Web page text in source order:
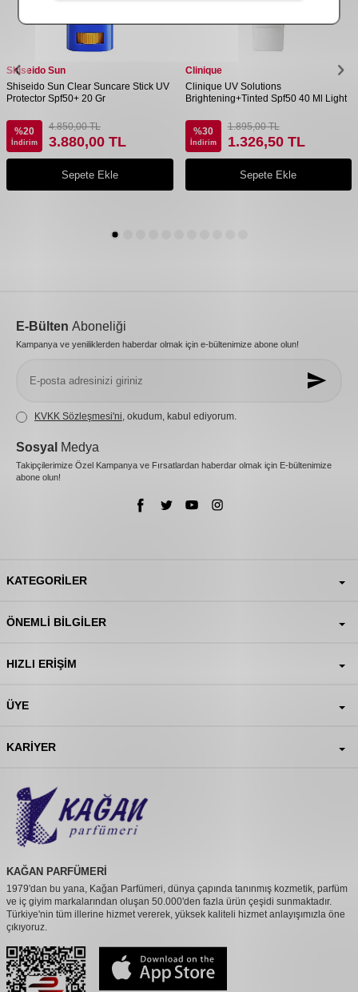
Shiseido Sun
Shiseido Sun Clear Suncare Stick UV
Protector Spf50+ 20 Gr
%20
İndirim
4.850,00TL
3.880,00 TL
Sepete Ekle
Clinique
Clinique UV Solutions
Brightening+Tinted Spf50 40 Ml Light
%30
İndirim
1.895,00TL
1.326,50TL
Sepete Ekle
E-Bülten Aboneliği
Kampanya ve yeniliklerden haberdar olmak için e-bültenimize abone olun!
KVKK Sözleşmesi'ni, okudum, kabul ediyorum.
Sosyal Medya
Takipçilerimize Özel Kampanya ve Fırsatlardan haberdar olmak için E-bültenimize
abone olun!
KATEGORILER
ÖNEMLI BILGILER
HIZLI ERIŞIM
ÜYE
KARIYER
KAĞAN PARFÜMERİ
1979'dan bu yana, Kağan Parfümeri, dünya çapında tanınmış kozmetik, parfüm
ve iç giyim markalarından oluşan 50.000'den fazla ürün çeşidi sunmaktadır.
Türkiye'nin tüm illerine hizmet vererek, yüksek kaliteli hizmet anlayışımızla öne
çıkıyoruz.